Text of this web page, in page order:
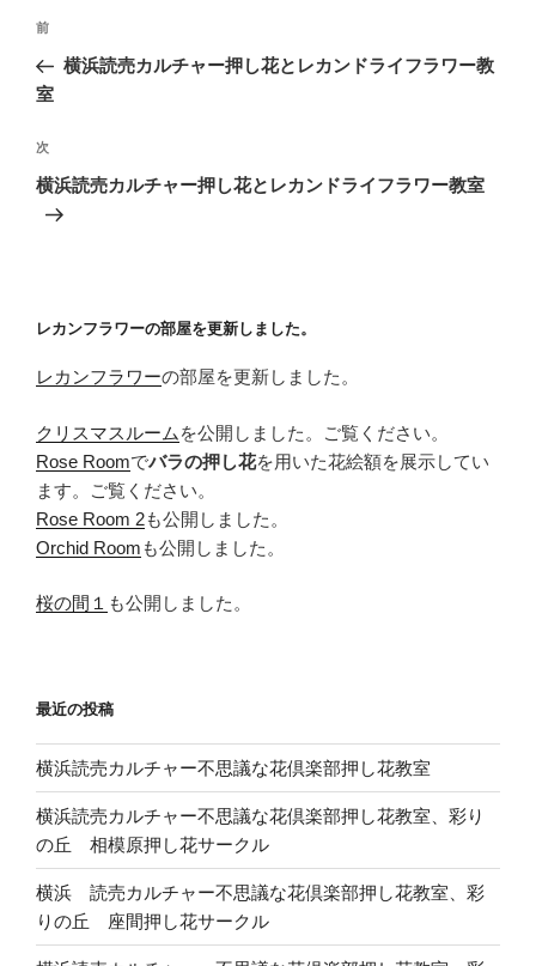
投
ナ
ゲ
ー
シ
前
の
投
前
横浜読売カルチャー押し花とレカンドライフラワー教
室
次
の
次
横浜読売カルチャー押し花とレカンドライフラワー教室
レカンフラワーの部屋を更新しました。
レカンフラワーの部屋を更新しました。
クリスマスルーム を公開しました。ご覧ください。
Rose Roomでバラの押し花を用いた花絵額を展示してい
ます。ご覧ください。
Rose Room 2も公開しました。
Orchid Room も公開しました。
桜の間１ も公開しました。
最近の投稿
横浜読売カルチャー不思議な花倶楽部押し花教室
横浜読売カルチャー不思議な花倶楽部押し花教室、彩り
の丘 相模原押し花サークル
横浜 読売カルチャー不思議な花倶楽部押し花教室、彩
りの丘 座間押し花サークル